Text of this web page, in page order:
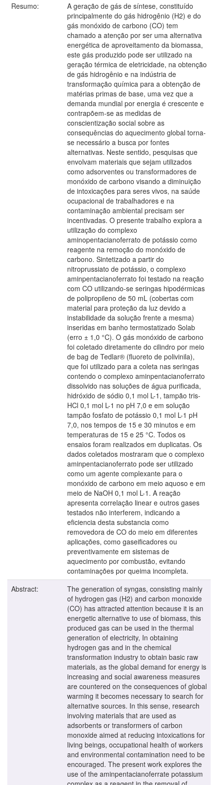
Resumo:
A geração de gás de síntese, constituído
principalmente do gás hidrogênio (H2) e do
gás monóxido de carbono (CO) tem
chamado a atenção por ser uma alternativa
energética de aproveitamento da biomassa,
este gás produzido pode ser utilizado na
geração térmica de eletricidade, na obtenção
de gás hidrogênio e na indústria de
transformação química para a obtenção de
matérias primas de base, uma vez que a
demanda mundial por energia é crescente e
contrapõem-se as medidas de
conscientização social sobre as
consequências do aquecimento global torna-
se necessário a busca por fontes
alternativas. Neste sentido, pesquisas que
envolvam materiais que sejam utilizados
como adsorventes ou transformadores de
monóxido de carbono visando a diminuição
de intoxicações para seres vivos, na saúde
ocupacional de trabalhadores e na
contaminação ambiental precisam ser
incentivadas. O presente trabalho explora a
utilização do complexo
aminopentacianoferrato de potássio como
reagente na remoção do monóxido de
carbono. Sintetizado a partir do
nitroprussiato de potássio, o complexo
aminpentacianoferrato foi testado na reação
com CO utilizando-se seringas hipodérmicas
de polipropileno de 50 mL (cobertas com
material para proteção da luz devido a
instabilidade da solução frente a mesma)
inseridas em banho termostatizado Solab
(erro ± 1,0 °C). O gás monóxido de carbono
foi coletado diretamente do cilindro por meio
de bag de Tedlar® (fluoreto de polivinila),
que foi utilizado para a coleta nas seringas
contendo o complexo aminpentacianoferrato
dissolvido nas soluções de água purificada,
hidróxido de sódio 0,1 mol L-1, tampão tris-
HCl 0,1 mol L-1 no pH 7,0 e em solução
tampão fosfato de potássio 0,1 mol L-1 pH
7,0, nos tempos de 15 e 30 minutos e em
temperaturas de 15 e 25 °C. Todos os
ensaios foram realizados em duplicatas. Os
dados coletados mostraram que o complexo
aminpentacianoferrato pode ser utilizado
como um agente complexante para o
monóxido de carbono em meio aquoso e em
meio de NaOH 0,1 mol L-1. A reação
apresenta correlação linear e outros gases
testados não interferem, indicando a
eficiencia desta substancia como
removedora de CO do meio em diferentes
aplicações, como gaseificadores ou
preventivamente em sistemas de
aquecimento por combustão, evitando
contaminações por queima incompleta.
Abstract:
The generation of syngas, consisting mainly
of hydrogen gas (H2) and carbon monoxide
(CO) has attracted attention because it is an
energetic alternative to use of biomass, this
produced gas can be used in the thermal
generation of electricity, In obtaining
hydrogen gas and in the chemical
transformation industry to obtain basic raw
materials, as the global demand for energy is
increasing and social awareness measures
are countered on the consequences of global
warming it becomes necessary to search for
alternative sources. In this sense, research
involving materials that are used as
adsorbents or transformers of carbon
monoxide aimed at reducing intoxications for
living beings, occupational health of workers
and environmental contamination need to be
encouraged. The present work explores the
use of the aminpentacianoferrate potassium